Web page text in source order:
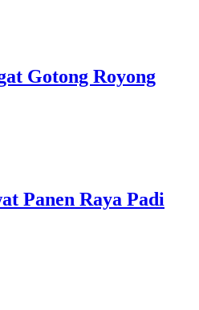
Gotong Royong
Panen Raya Padi